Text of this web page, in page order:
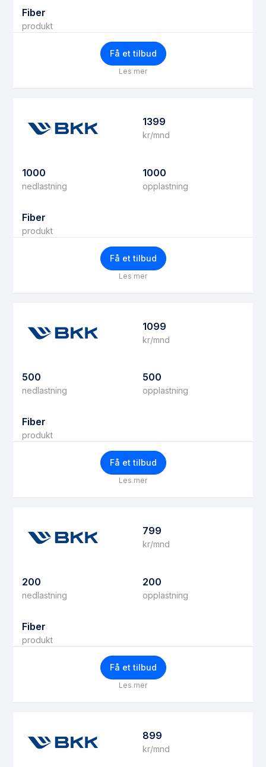
Fiber
produkt
Få et tilbud
Les mer
1399
kr/mnd
1000
nedlastning
1000
opplastning
Fiber
produkt
Få et tilbud
Les mer
1099
kr/mnd
500
nedlastning
500
opplastning
Fiber
produkt
Få et tilbud
Les mer
799
kr/mnd
200
nedlastning
200
opplastning
Fiber
produkt
Få et tilbud
Les mer
899
kr/mnd